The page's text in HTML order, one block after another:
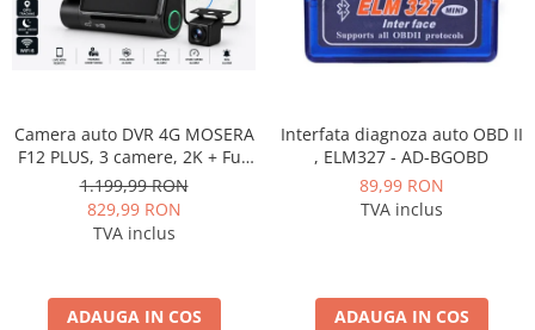
Jeep
Iveco
Daihatsu
Rame adaptoare Chrysler
Rame adaptoare Subaru
Rame adaptoare Iveco
Rame adaptoare Land Rover
Camera auto DVR 4G MOSERA
F12 PLUS, 3 camere, 2K + Full
HD, Sony IMX415, GPS
Tracking, WiFi 6, Night Vision
IR, Cloud Live View,
1.199,99 RON
829,99 RON
TVA inclus
ADAUGA IN COS
Interfata diagnoza auto OBD II
, ELM327 - AD-BGOBD
89,99 RON
TVA inclus
ADAUGA IN COS